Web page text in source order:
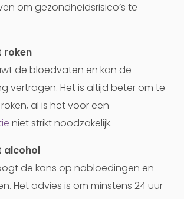
om gezondheidsrisico’s te
roken
de bloedvaten en kan de
vertragen. Het is altijd beter om te
al is het voor een
niet strikt noodzakelijk.
alcohol
de kans op nabloedingen en
Het advies is om minstens 24 uur